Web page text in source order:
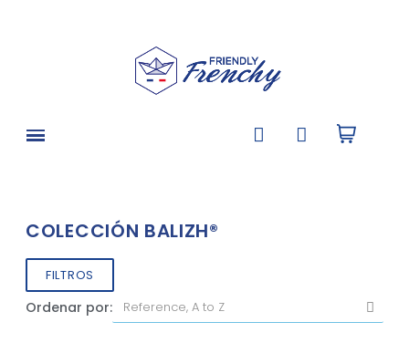
COLECCIÓN BALIZH®
FILTROS
Ordenar por: